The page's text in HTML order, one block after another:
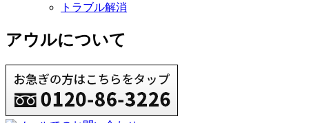
トラブル解消
アウルについて